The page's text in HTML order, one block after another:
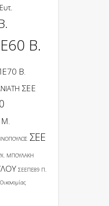
Β.
Β.
ΣΕΕ
ΣΕΕ
ΜΠΟΥΛΑΚΗ
ΣΕΕΠΕ89 Π.